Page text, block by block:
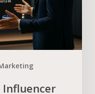
Influencer